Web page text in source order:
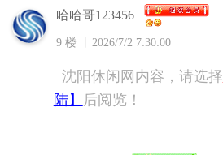
哈哈哥123456
9 楼 2026/7/2 7:30:00
沈阳休闲网内容，请选择
陆】
后阅览！